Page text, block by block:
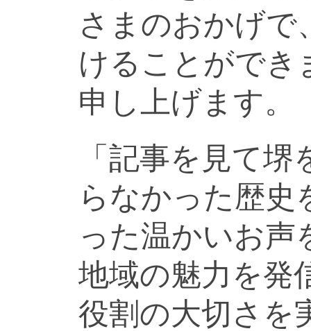
さまのおかげで
けることができ
申し上げます。
「記事を見て
らなかった歴史
った温かいお声
地域の魅力を発
役割の大切さを